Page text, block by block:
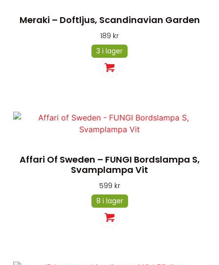
Meraki – Doftljus, Scandinavian Garden
189 kr
3 i lager
Affari Of Sweden – FUNGI Bordslampa S,
Svamplampa Vit
599 kr
8 i lager